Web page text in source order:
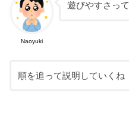
Naoyuki
遊びやすさっ
順を追って説明していくね